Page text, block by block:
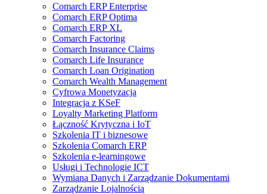
Comarch ERP Enterprise
Comarch ERP Optima
Comarch ERP XL
Comarch Factoring
Comarch Insurance Claims
Comarch Life Insurance
Comarch Loan Origination
Comarch Wealth Management
Cyfrowa Monetyzacja
Integracja z KSeF
Loyalty Marketing Platform
Łączność Krytyczna i IoT
Szkolenia IT i biznesowe
Szkolenia Comarch ERP
Szkolenia e-learningowe
Usługi i Technologie ICT
Wymiana Danych i Zarządzanie Dokumentami
Zarządzanie Lojalnością